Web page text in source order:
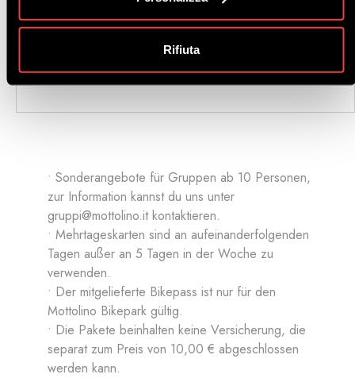
Rifiuta
5 Tage € 473,00 € 426,00
€ 486,00
• Sonderangebote für Gruppen ab 10 Personen,
zur Information kannst du uns unter
gruppi@mottolino.itkontaktieren.
• Mehrtageskarten sind an aufeinanderfolgenden
Tagen außer an 5 Tagen in der Woche zu
verwenden.
• Der mitgelieferte Bikepass ist nur für den
Mottolino Bikepark gültig.
• Die Pakete beinhalten keine Versicherung, die
separat zum Preis von 10,00 € abgeschlossen
werden kann.